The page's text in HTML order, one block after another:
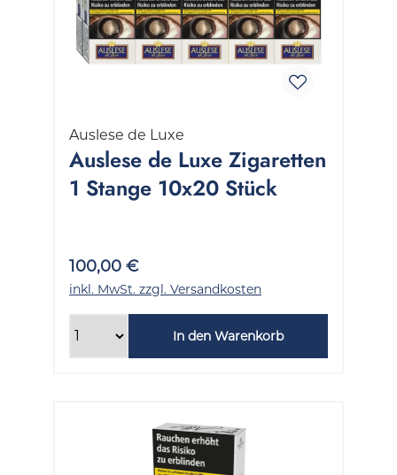
Auslese de Luxe
Auslese de Luxe Zigaretten
1 Stange 10x20 Stück
100,00 €
inkl. MwSt. zzgl. Versandkosten
In den Warenkorb